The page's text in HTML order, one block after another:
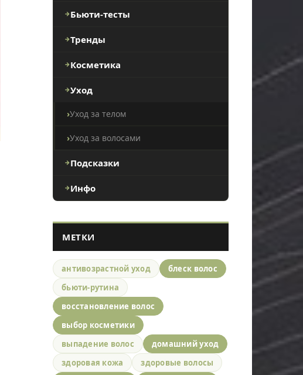
Бьюти-тесты
Тренды
Косметика
Уход
Уход за телом
Уход за волосами
Подсказки
Инфо
МЕТКИ
антивозрастной уход
блеск волос
бьюти-рутина
восстановление волос
выбор косметики
выпадение волос
домашний уход
здоровая кожа
здоровые волосы